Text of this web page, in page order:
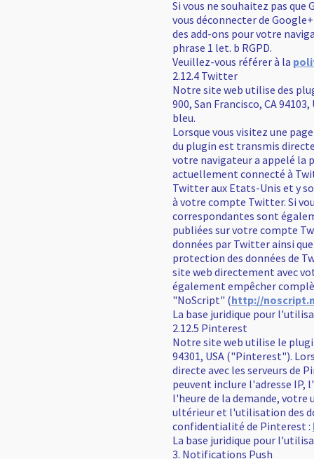
Si vous ne souhaitez pas
vous déconnecter de
des add-ons pour votre
phrase 1 let. b RGPD.
Veuillez-vous référer à la
2.12.4 Twitter
Notre site web utilise des
900, San Francisco, CA
bleu.
Lorsque vous visitez une
du plugin est transmis
votre navigateur a appelé la
actuellement connecté à
Twitter aux Etats-Unis et y
à votre compte Twitter. Si
correspondantes sont
publiées sur votre compte
données par Twitter ainsi
protection des données de
site web directement avec
également empêcher
"NoScript" (http://
La base juridique pour
2.12.5 Pinterest
Notre site web utilise le
94301, USA ("Pinterest").
directe avec les serveurs de
peuvent inclure l'adresse IP,
l'heure de la demande,
ultérieur et l'utilisation des
confidentialité de Pinterest :
La base juridique pour
3. Notifications Push